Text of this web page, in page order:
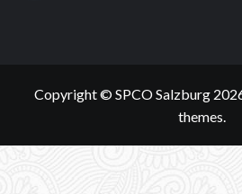
Copyright © SPCO Salzburg
themes.